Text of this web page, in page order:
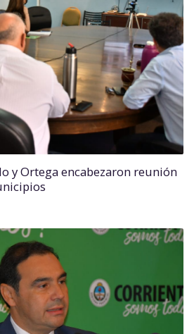
y Ortega encabezaron reunión